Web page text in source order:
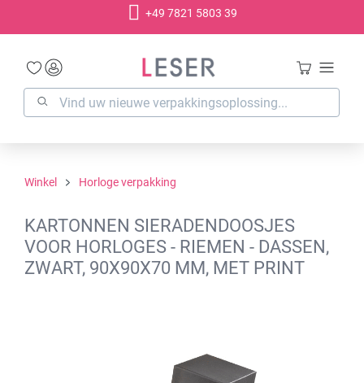
+49 7821 5803 39
Winkel Horloge verpakking
KARTONNEN SIERADENDOOSJES
VOOR HORLOGES - RIEMEN - DASSEN,
ZWART, 90X90X70 MM, MET PRINT